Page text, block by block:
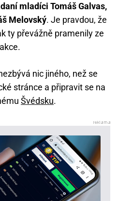
mladíci Tomáš Galvas,
Melovský. Je pravdou, že
ty převážně pramenily ze
nic jiného, než se
stránce a připravit se na
Švédsku.